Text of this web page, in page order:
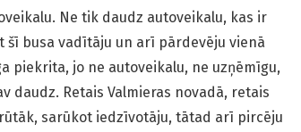
Ne tik daudz autoveikalu, kas ir
busa vadītāju un arī pārdevēju vienā
piekrita, jo ne autoveikalu, ne uzņēmīgu,
daudz. Retais Valmieras novadā, retais
sarūkot iedzīvotāju, tātad arī pircēju